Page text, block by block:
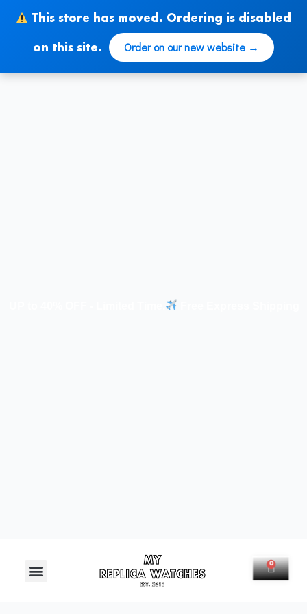
This store has moved. Ordering is disabled
on this site. Order on our new website →
contenido
Free Express Shipping |
Menú 0